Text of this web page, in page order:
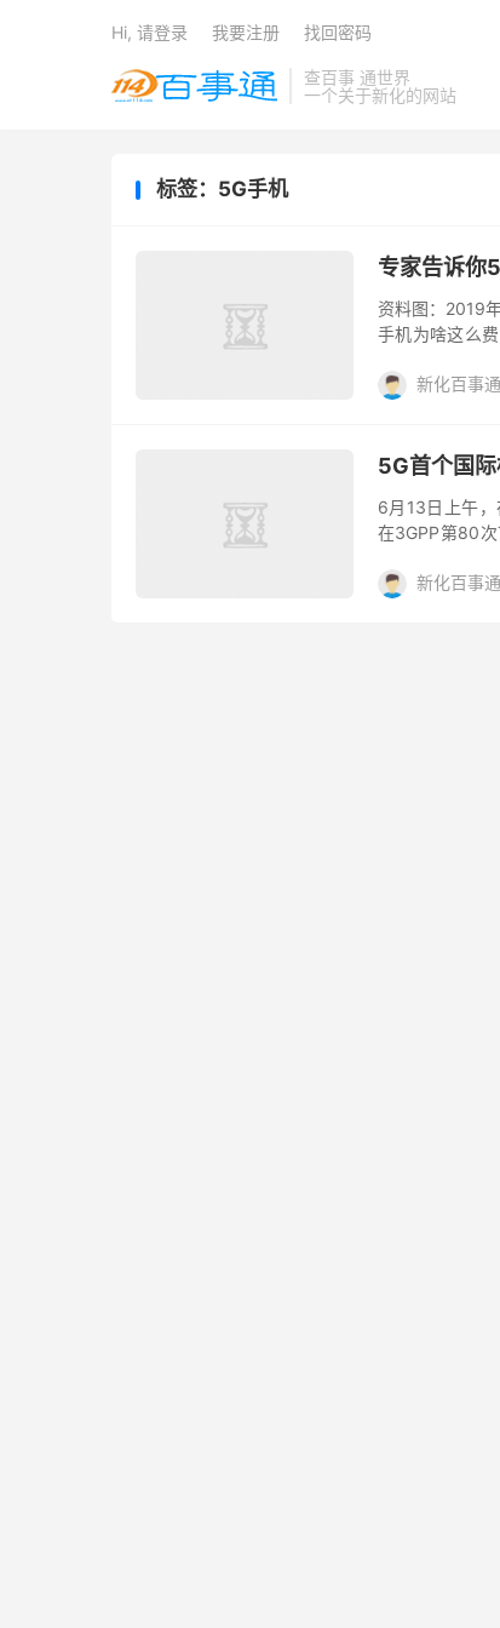
查百事 通世界
一个关于新化的网站
Hi, 请登录 我要注册 找回密码
标签：5G手机
专家告诉你
资料图：2019
手机为啥这么
新化百事通
5G首个国
6月13日上午
在3GPP第80次
新化百事通